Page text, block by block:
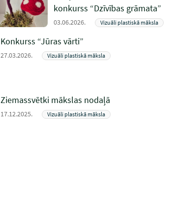
konkurss “Dzīvības grāmata”
03.06.2026. Vizuāli plastiskā māksla
Konkurss “Jūras vārti”
27.03.2026. Vizuāli plastiskā māksla
Ziemassvētki mākslas nodaļā
17.12.2025. Vizuāli plastiskā māksla